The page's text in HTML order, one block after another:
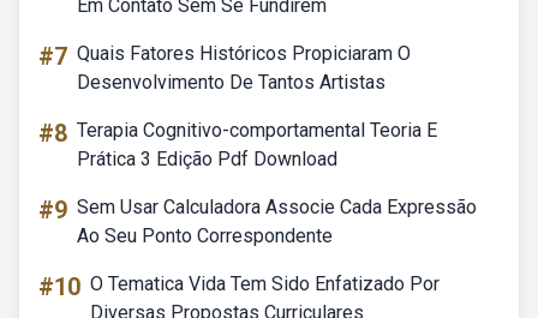
Em Contato Sem Se Fundirem
#7 Quais Fatores Históricos Propiciaram O
Desenvolvimento De Tantos Artistas
#8 Terapia Cognitivo-comportamental Teoria E
Prática 3 Edição Pdf Download
#9 Sem Usar Calculadora Associe Cada Expressão
Ao Seu Ponto Correspondente
#10 O Tematica Vida Tem Sido Enfatizado Por
Diversas Propostas Curriculares